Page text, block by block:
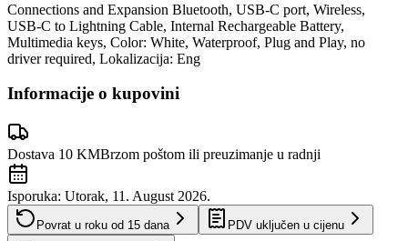
Connections and Expansion Bluetooth, USB‑C port, Wireless,
USB-C to Lightning Cable, Internal Rechargeable Battery,
Multimedia keys, Color: White, Waterproof, Plug and Play, no
driver required, Lokalizacija: Eng
Informacije o kupovini
Dostava 10 KMBrzom poštom ili preuzimanje u radnji
Isporuka: Utorak, 11. August 2026.
Povrat u roku od 15 dana PDV uključen u cijenu